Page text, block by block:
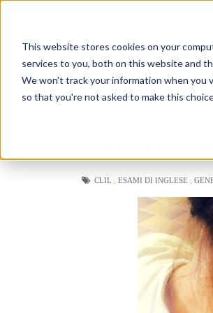
This website stores cookies on your
services to you, both on this website and
We won't track your information when you
so that you're not asked to make this
COMMENTS
HOME ABOUT
CLIL ESAMI DI INGLESE